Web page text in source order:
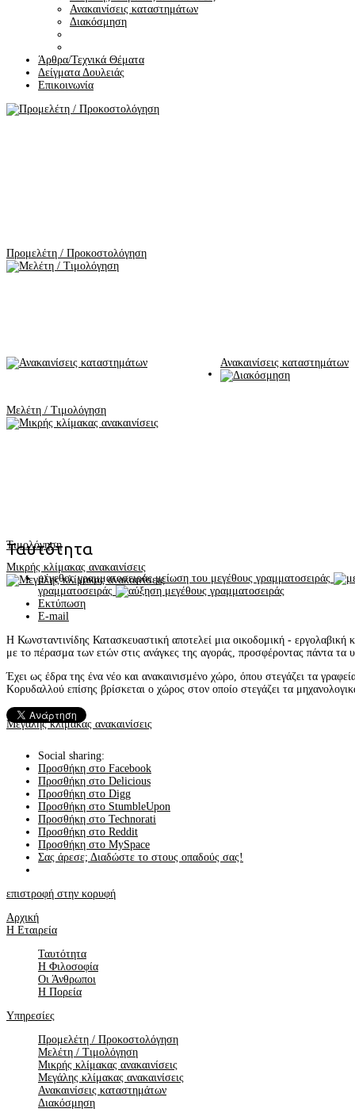
Ανακαινίσεις καταστημάτων
Διακόσμηση
Άρθρα/Τεχνικά Θέματα
Δείγματα Δουλειάς
Επικοινωνία
Προμελέτη / Προκοστολόγηση
Μελέτη / Τιμολόγηση
Μικρής κλίμακας ανακαινίσεις
Μεγάλης κλίμακας ανακαινίσεις
Ανακαινίσεις καταστημάτων
Τιμολόγηση
Ταυτότητα
μέγεθος γραμματοσειράς μείωση του μεγέθους γραμματοσειράς
γραμματοσειράς
Εκτύπωση
E-mail
Η Κωνσταντινίδης Κατασκευαστική αποτελεί μια οικοδομική - εργολαβική
με το πέρασμα των ετών στις ανάγκες της αγοράς, προσφέροντας πάντα τα
Έχει ως έδρα της ένα νέο και ανακαινισμένο χώρο, όπου στεγάζει τα
Κορυδαλλού επίσης βρίσκεται ο χώρος στον οποίο στεγάζει τα
Social sharing:
Προσθήκη στο Facebook
Προσθήκη στο Delicious
Προσθήκη στο Digg
Προσθήκη στο StumbleUpon
Προσθήκη στο Technorati
Προσθήκη στο Reddit
Προσθήκη στο MySpace
Σας άρεσε; Διαδώστε το στους οπαδούς σας!
επιστροφή στην κορυφή
Αρχική
H Εταιρεία
Ταυτότητα
Η Φιλοσοφία
Οι Άνθρωποι
Η Πορεία
Υπηρεσίες
Προμελέτη / Προκοστολόγηση
Μελέτη / Τιμολόγηση
Μικρής κλίμακας ανακαινίσεις
Μεγάλης κλίμακας ανακαινίσεις
Ανακαινίσεις καταστημάτων
Διακόσμηση